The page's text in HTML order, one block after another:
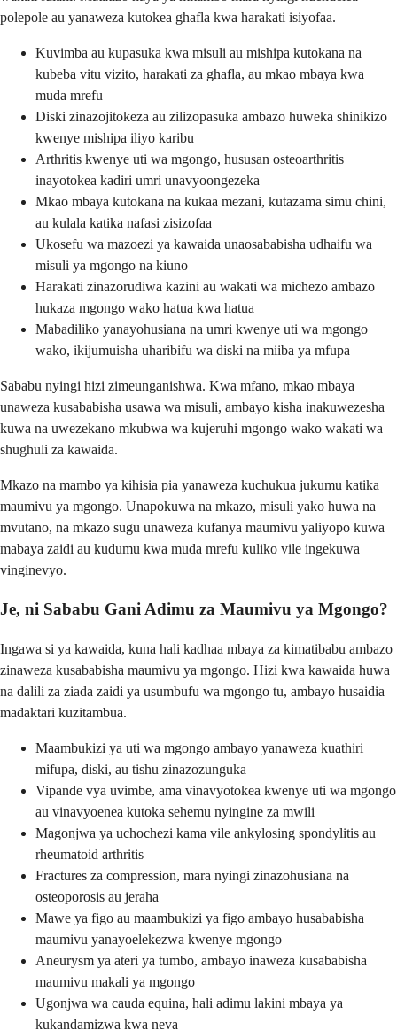
polepole au yanaweza kutokea ghafla kwa harakati isiyofaa.
Kuvimba au kupasuka kwa misuli au mishipa kutokana na
kubeba vitu vizito, harakati za ghafla, au mkao mbaya kwa
muda mrefu
Diski zinazojitokeza au zilizopasuka ambazo huweka shinikizo
kwenye mishipa iliyo karibu
Arthritis kwenye uti wa mgongo, hususan osteoarthritis
inayotokea kadiri umri unavyoongezeka
Mkao mbaya kutokana na kukaa mezani, kutazama simu chini,
au kulala katika nafasi zisizofaa
Ukosefu wa mazoezi ya kawaida unaosababisha udhaifu wa
misuli ya mgongo na kiuno
Harakati zinazorudiwa kazini au wakati wa michezo ambazo
hukaza mgongo wako hatua kwa hatua
Mabadiliko yanayohusiana na umri kwenye uti wa mgongo
wako, ikijumuisha uharibifu wa diski na miiba ya mfupa
Sababu nyingi hizi zimeunganishwa. Kwa mfano, mkao mbaya
unaweza kusababisha usawa wa misuli, ambayo kisha inakuwezesha
kuwa na uwezekano mkubwa wa kujeruhi mgongo wako wakati wa
shughuli za kawaida.
Mkazo na mambo ya kihisia pia yanaweza kuchukua jukumu katika
maumivu ya mgongo. Unapokuwa na mkazo, misuli yako huwa na
mvutano, na mkazo sugu unaweza kufanya maumivu yaliyopo kuwa
mabaya zaidi au kudumu kwa muda mrefu kuliko vile ingekuwa
vinginevyo.
Je, ni Sababu Gani Adimu za Maumivu ya Mgongo?
Ingawa si ya kawaida, kuna hali kadhaa mbaya za kimatibabu ambazo
zinaweza kusababisha maumivu ya mgongo. Hizi kwa kawaida huwa
na dalili za ziada zaidi ya usumbufu wa mgongo tu, ambayo husaidia
madaktari kuzitambua.
Maambukizi ya uti wa mgongo ambayo yanaweza kuathiri
mifupa, diski, au tishu zinazozunguka
Vipande vya uvimbe, ama vinavyotokea kwenye uti wa mgongo
au vinavyoenea kutoka sehemu nyingine za mwili
Magonjwa ya uchochezi kama vile ankylosing spondylitis au
rheumatoid arthritis
Fractures za compression, mara nyingi zinazohusiana na
osteoporosis au jeraha
Mawe ya figo au maambukizi ya figo ambayo husababisha
maumivu yanayoelekezwa kwenye mgongo
Aneurysm ya ateri ya tumbo, ambayo inaweza kusababisha
maumivu makali ya mgongo
Ugonjwa wa cauda equina, hali adimu lakini mbaya ya
kukandamizwa kwa neva